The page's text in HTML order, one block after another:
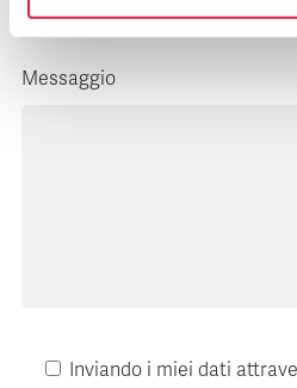
Messaggio
Inviando i miei dati